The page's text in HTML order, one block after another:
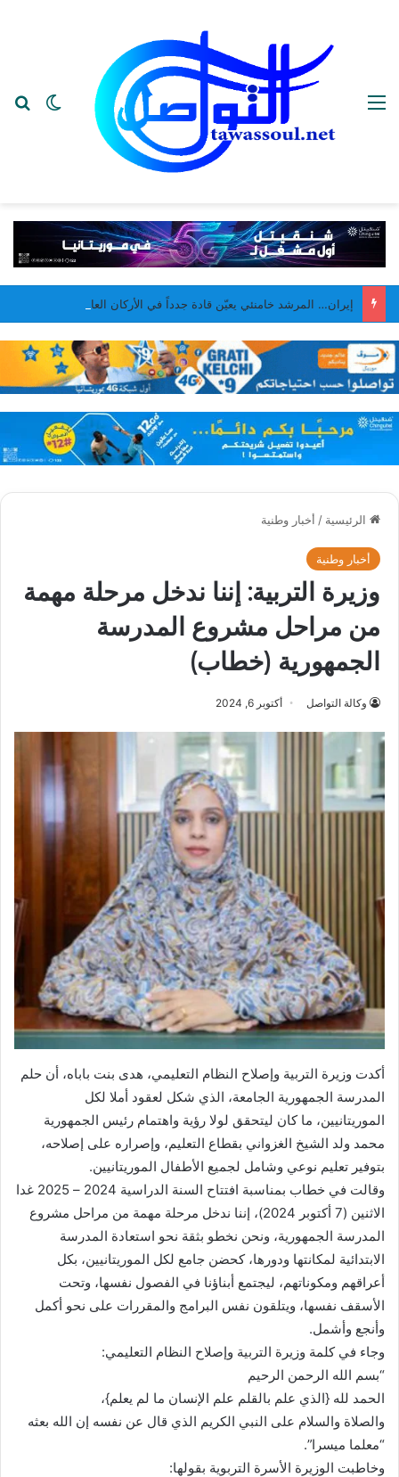
الوضع القائمة
الرئيسية / أخبار وطنية
أخبار وطنية
وزيرة التربية: إننا ندخل مرحلة مهمة
من مراحل مشروع المدرسة
الجمهورية (خطاب)
وكالة التواصل أكتوبر 6, 2024
أكدت وزيرة التربية وإصلاح النظام التعليمي، هدى بنت باباه، أن حلم
المدرسة الجمهورية الجامعة، الذي شكل لعقود أملا لكل
الموريتانيين، ما كان ليتحقق لولا رؤية واهتمام رئيس الجمهورية
محمد ولد الشيخ الغزواني بقطاع التعليم، وإصراره على إصلاحه،
بتوفير تعليم نوعي وشامل لجميع الأطفال الموريتانيين.
وقالت في خطاب بمناسبة افتتاح السنة الدراسية 2024 – 2025 غدا
الاثنين (7 أكتوبر 2024)، إننا ندخل مرحلة مهمة من مراحل مشروع
المدرسة الجمهورية، ونحن نخطو بثقة نحو استعادة المدرسة
الابتدائية لمكانتها ودورها، كحضن جامع لكل الموريتانيين، بكل
أعراقهم ومكوناتهم، ليجتمع أبناؤنا في الفصول نفسها، وتحت
الأسقف نفسها، ويتلقون نفس البرامج والمقررات على نحو أكمل
وأنجع وأشمل.
وجاء في كلمة وزيرة التربية وإصلاح النظام التعليمي:
“بسم الله الرحمن الرحيم
الحمد لله {الذي علم بالقلم علم الإنسان ما لم يعلم}،
والصلاة والسلام على النبي الكريم الذي قال عن نفسه إن الله بعثه
“معلما ميسرا”.
وخاطبت الوزيرة الأسرة التربوية بقولها: